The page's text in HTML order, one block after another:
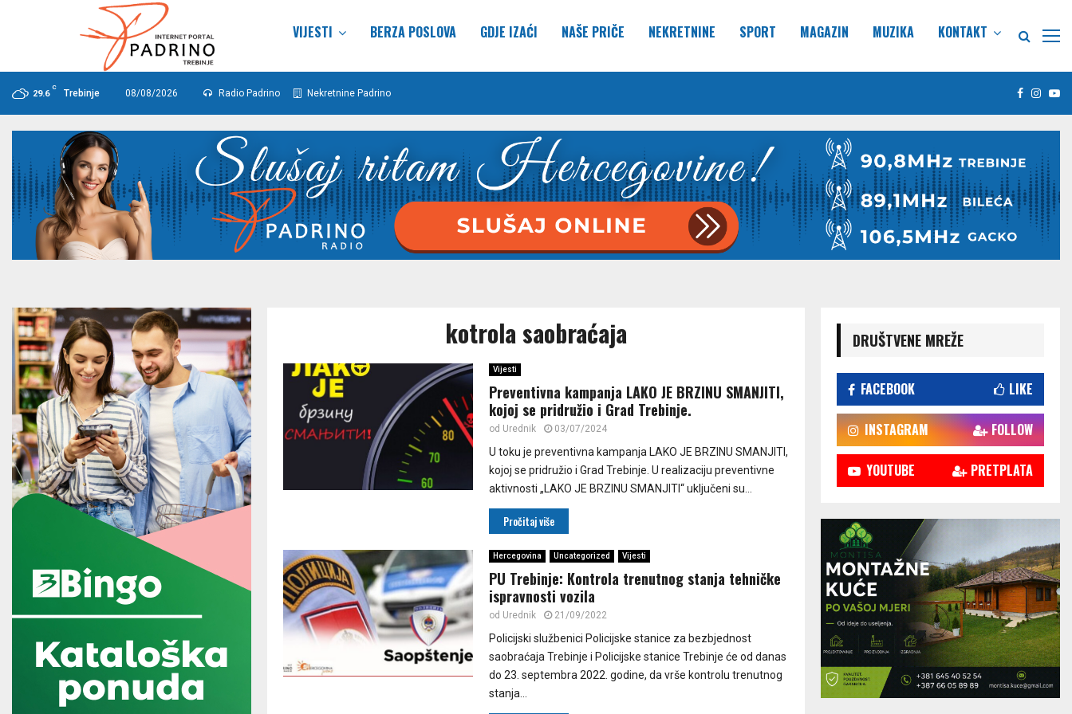
VIJESTI BERZA POSLOVA GDJE IZAĆI NAŠE PRIČE NEKRETNINE SPORT MAGAZIN MUZIKA KONTAKT
29.6
C
Trebinje 08/08/2026 Radio Padrino Nekretnine Padrino Facebook
kotrola saobraćaja
Vijesti
Preventivna kampanja LAKO JE BRZINU SMANJITI,
kojoj se pridružio i Grad Trebinje.
od Urednik 03/07/2024
U toku je preventivna kampanja LAKO JE BRZINU SMANJITI,
kojoj se pridružio i Grad Trebinje. U realizaciju preventivne
aktivnosti „LAKO JE BRZINU SMANJITI“ uključeni su...
Pročitaj više
Hercegovina Uncategorized Vijesti
PU Trebinje: Кontrola trenutnog stanja tehničke
ispravnosti vozila
od Urednik 21/09/2022
Policijski službenici Policijske stanice za bezbjednost
saobraćaja Trebinje i Policijske stanice Trebinje će od danas
do 23. septembra 2022. godine, da vrše kontrolu trenutnog
stanja...
DRUŠTVENE MREŽE
FACEBOOK LIKE
INSTAGRAM FOLLOW
YOUTUBE PRETPLATA